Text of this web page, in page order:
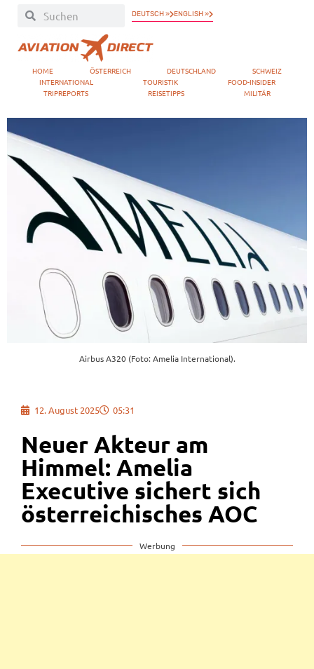
DEUTSCH » ENGLISH »
HOME ÖSTERREICH DEUTSCHLAND
SCHWEIZ
INTERNATIONAL
TOURISTIK
FOOD-INSIDER
TRIPREPORTS
REISETIPPS MILITÄR
Airbus A320 (Foto: Amelia International).
12. August 2025 05:31
Neuer Akteur am
Himmel: Amelia
Executive sichert sich
österreichisches AOC
Werbung